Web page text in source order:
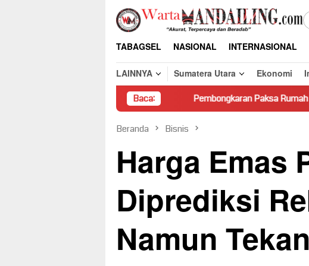
Loncat
konten
TABAGSEL NASIONAL INTERNASIONAL
LAINNYA
Sumatera Utara Ekonomi
Baca:
Pembongkaran Paksa Rumah Warga di
Beranda Bisnis
Harga Emas
Diprediksi
Namun